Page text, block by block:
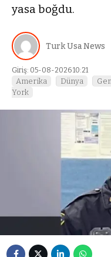
yasa boğdu.
Turk Usa News
Giriş: 05-08-2026 10:21
Amerika Dünya
York